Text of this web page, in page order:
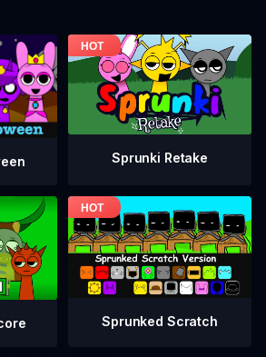
Sprunki Retake
Sprunked Scratch